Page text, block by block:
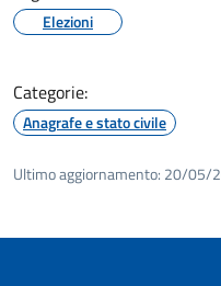
Elezioni
Categorie:
Anagrafe e stato civile
Ultimo aggiornamento: 20/05/